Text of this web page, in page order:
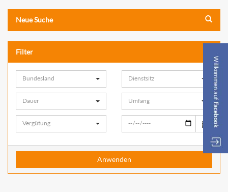
Neue Suche
Filter
Bundesland Dienstsitz
Dauer Umfang
Vergütung
Anwenden